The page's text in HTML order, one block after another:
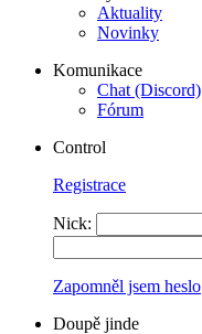
Aktuality
Novinky
Komunikace
Chat (Discord)
Fórum
Control
Registrace
Nick:
Zapomněl jsem heslo
Doupě jinde